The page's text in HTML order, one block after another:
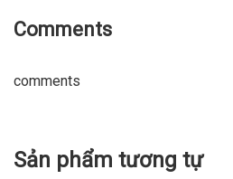
Comments
comments
Sản phẩm tương tự